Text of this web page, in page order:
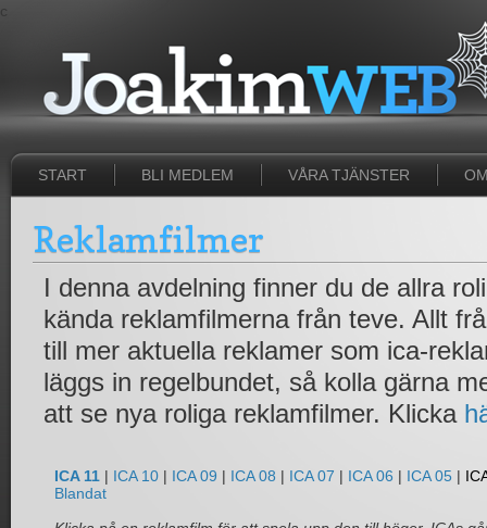
c
START BLI MEDLEM VÅRA TJÄNSTER
Reklamfilmer
I denna avdelning finner du de allra
kända reklamfilmerna från teve. Allt
till mer aktuella reklamer som ica-
läggs in regelbundet, så kolla gärna
att se nya roliga reklamfilmer. Klicka
ICA 11 | ICA 10 | ICA 09 | ICA 08 | ICA 07 | ICA 06 | ICA 05 |
Blandat